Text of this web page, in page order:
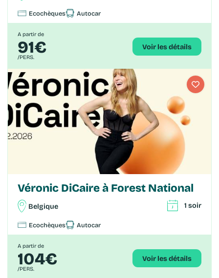
Ecochèques Autocar
A partir de
91€
/PERS.
Voir les détails
Véronic DiCaire à Forest National
Belgique 1 soir
Ecochèques Autocar
A partir de
104€
/PERS.
Voir les détails